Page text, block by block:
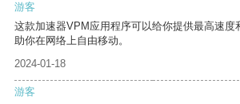
游客
这款加速器VPM应用程序可以给你提供最高速度
助你在网络上自由移动。
2024-01-18
游客